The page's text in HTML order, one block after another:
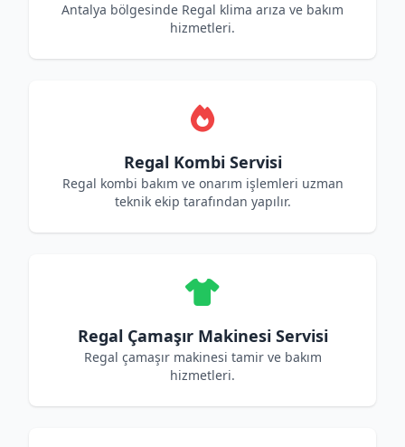
Antalya bölgesinde Regal klima arıza ve bakım
hizmetleri.
Regal Kombi Servisi
Regal kombi bakım ve onarım işlemleri uzman
teknik ekip tarafından yapılır.
Regal Çamaşır Makinesi Servisi
Regal çamaşır makinesi tamir ve bakım
hizmetleri.